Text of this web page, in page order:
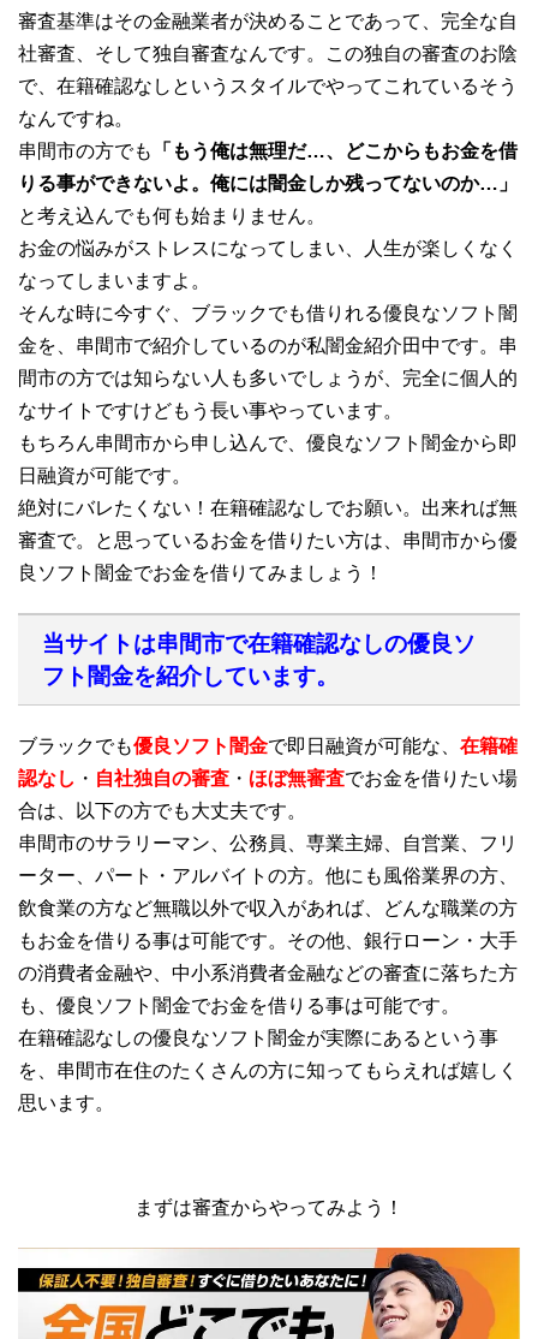
審査基準はその金融業者が決めることであって、完全な自
社審査、そして独自審査なんです。この独自の審査のお陰
で、在籍確認なしというスタイルでやってこれているそう
なんですね。
串間市の方でも
「もう俺は無理だ…、どこからもお金を借
りる事ができないよ。俺には闇金しか残ってないのか…」
と考え込んでも何も始まりません。
お金の悩みがストレスになってしまい、人生が楽しくなく
なってしまいますよ。
そんな時に今すぐ、ブラックでも借りれる優良なソフト闇
金を、串間市で紹介しているのが私闇金紹介田中です。串
間市の方では知らない人も多いでしょうが、完全に個人的
なサイトですけどもう長い事やっています。
もちろん串間市から申し込んで、優良なソフト闇金から即
日融資が可能です。
絶対にバレたくない！在籍確認なしでお願い。出来れば無
審査で。と思っているお金を借りたい方は、串間市から優
良ソフト闇金でお金を借りてみましょう！
当サイトは串間市で在籍確認なしの優良ソ
フト闇金を紹介しています。
ブラックでも優良ソフト闇金で即日融資が可能な、 在籍確
認なし ・ 自社独自の審査 ・ ほぼ無審査でお金を借りたい場
合は、以下の方でも大丈夫です。
串間市のサラリーマン、公務員、専業主婦、自営業、フリ
ーター、パート・アルバイトの方。他にも風俗業界の方、
飲食業の方など無職以外で収入があれば、どんな職業の方
もお金を借りる事は可能です。その他、銀行ローン・大手
の消費者金融や、中小系消費者金融などの審査に落ちた方
も、優良ソフト闇金でお金を借りる事は可能です。
在籍確認なしの優良なソフト闇金が実際にあるという事
を、串間市在住のたくさんの方に知ってもらえれば嬉しく
思います。
まずは審査からやってみよう！